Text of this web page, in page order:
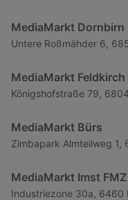
MediaMarkt Dornbirn
Untere Roßmähder 6,
MediaMarkt Feldkirch
Königshofstraße 79,
MediaMarkt Bürs
Zimbapark Almteilweg 1,
MediaMarkt Imst FMZ
Industriezone 30a, 6460